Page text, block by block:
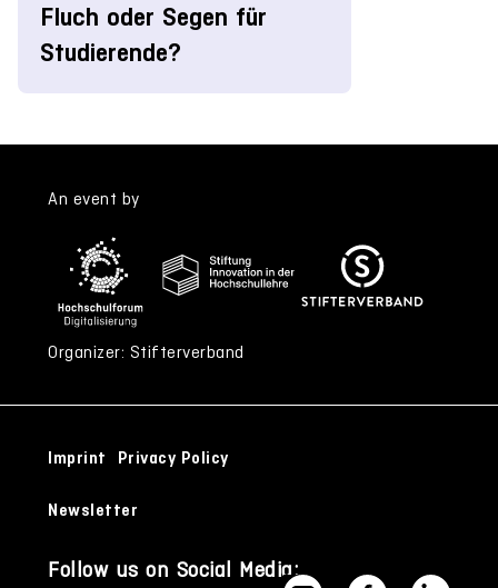
Fluch oder Segen für
Studierende?
An event by
Organizer: Stifterverband
Imprint Privacy Policy
Newsletter
Follow us on Social Media: